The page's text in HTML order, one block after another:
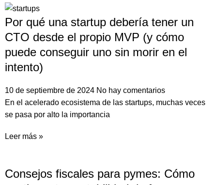
Por qué una startup debería tener un
CTO desde el propio MVP (y cómo
puede conseguir uno sin morir en el
intento)
10 de septiembre de 2024 No hay comentarios
En el acelerado ecosistema de las startups, muchas veces
se pasa por alto la importancia
Leer más »
Consejos fiscales para pymes: Cómo